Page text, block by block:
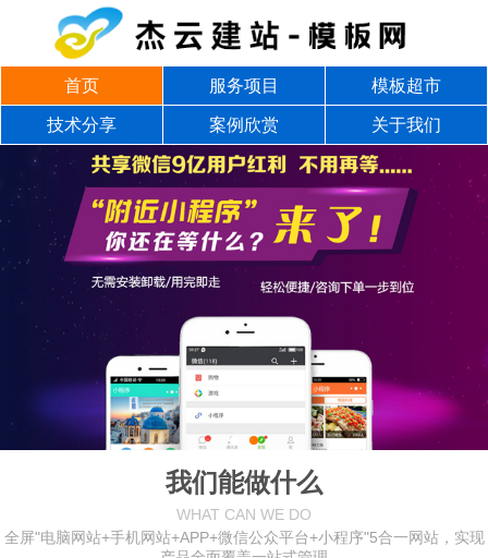
首页 服务项目 模板超市
技术分享 案例欣赏 关于我们
我们能做什么
WHAT CAN WE DO
全屏"电脑网站+手机网站+APP+微信公众平台+小程序"5合一网站，实现